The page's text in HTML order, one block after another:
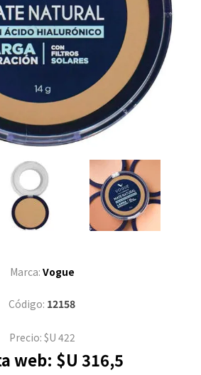
Marca: Vogue
Código: 12158
Precio: $U 422
web: $U 316,5